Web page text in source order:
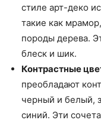
стиле арт-деко
такие как
породы дерева.
блеск и шик.
Контрастные
преобладают
черный и белый,
синий. Эти